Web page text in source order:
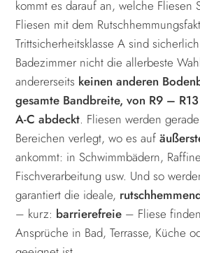
kommt es darauf an, welche Fliesen
Fliesen mit dem
Trittsicherheitsklasse A sind
Badezimmer nicht die allerbeste
andererseits keinen anderen
gesamte Bandbreite, von R9 –
A-C abdeckt. Fliesen werden
Bereichen verlegt, wo es auf
ankommt: in Schwimmbädern,
Fischverarbeitung usw. Und so
garantiert die ideale,
– kurz: barrierefreie – Fliese
Ansprüche in Bad, Terrasse, Küche